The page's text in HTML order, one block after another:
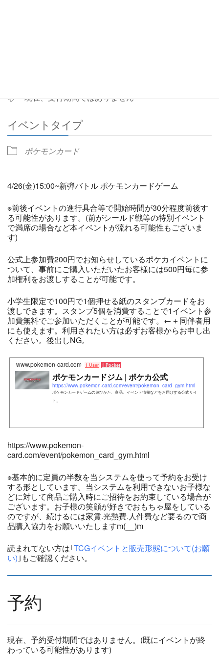
現在、受付期間ではありません
イベントタイプ
ポケモンカード
4/26(金)15:00~新弾バトル ポケモンカードゲーム
※前後イベントの進行具合等で開始時間が30分程度前後す
る可能性があります。(前がシールド戦等の特別イベント
で満席の場合など本イベントが流れる可能性もございま
す)
公式上参加費200円でお知らせしているポケカイベントに
ついて、事前にご購入いただいたお客様には500円毎に参
加権利をお渡しすることが可能です。
小学生限定で100円で1個押せる紙のスタンプカードをお
渡しできます。スタンプ5個を消費することで1イベント参
加費無料でご参加いただくことが可能です。←＋同伴者用
にも使えます。利用されたい方は必ずお客様からお申し出
ください。後出しNG。
www.pokemon-card.com 1 User 1 Pocket
ポケモンカードジム | ポケカ公式
https://www.pokemon-card.com/event/pokemon_card_gym.html
ポケモンカードゲームの遊びかた、商品、イベント情報などをお届けする公式サイ
ト。
https://www.pokemon-
card.com/event/pokemon_card_gym.html
※基本的に定員の半数を当システムを使って予約をお受け
する形としています。当システムを利用できないお子様な
どに対して商品ご購入時にご招待をお約束している場合が
ございます。お子様の笑顔が好きでおもちゃ屋をしている
のですが、続けるには家賃.光熱費.人件費など要るので商
品購入協力をお願いいたしますm(__)m
読まれてない方は｢TCGイベントと販売形態について(お願
い) ｣もご確認ください。
予約
現在、予約受付期間ではありません。(既にイベントが終
わっている可能性があります)